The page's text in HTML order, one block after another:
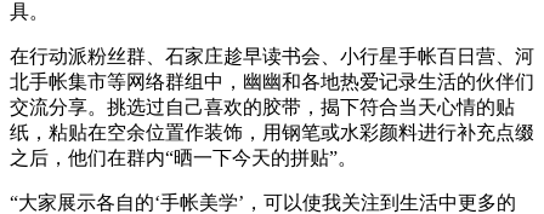
具。
在行动派粉丝群、石家庄趁早读书会、小行星手帐百日营、河
北手帐集市等网络群组中，幽幽和各地热爱记录生活的伙伴们
交流分享。挑选过自己喜欢的胶带，揭下符合当天心情的贴
纸，粘贴在空余位置作装饰，用钢笔或水彩颜料进行补充点缀
之后，他们在群内“晒一下今天的拼贴”。
“大家展示各自的‘手帐美学’，可以使我关注到生活中更多的